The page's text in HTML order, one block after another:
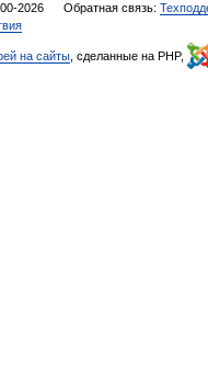
2026 Обратная связь:
на сайты , сделанные на PHP,